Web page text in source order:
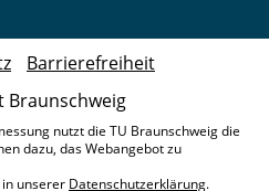
Braunschweig
Barrierefreiheit
nutzt die TU Braunschweig die
dazu, das Webangebot zu
unserer Datenschutzerklärung.